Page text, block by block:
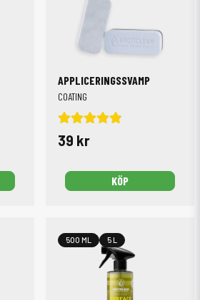
APPLICERINGSSVAMP
COATING
39 kr
KÖP
500 ML 5 L